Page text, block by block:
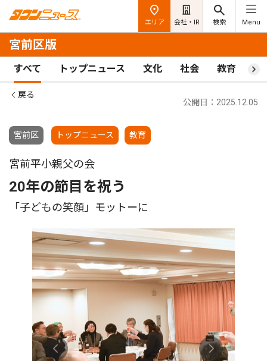
エリア 会社・IR 検索 Menu
宮前区版
すべて トップニュース 文化 社会 教育 ス
戻る
宮前区 トップニュース 教育
公開日：2025.12.05
宮前平小親父の会
20年の節目を祝う
「子どもの笑顔」モットーに